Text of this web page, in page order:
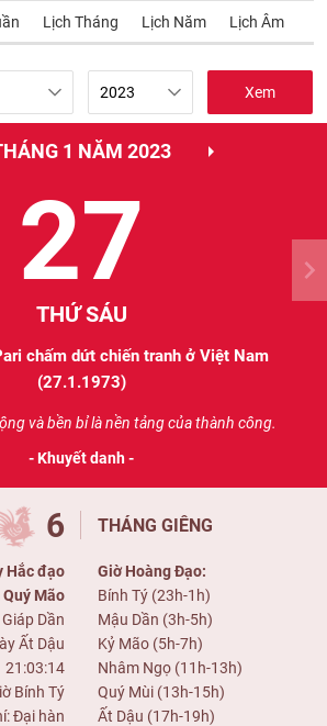
Lịch Tháng Lịch Năm Lịch Âm
Xem
1 NĂM 2023
27
THỨ SÁU
chấm dứt chiến tranh ở Việt Nam
(27.1.1973)
và bền bỉ là nền tảng của thành công.
- Khuyết danh -
6
Hắc đạo
Quý Mão
Dần
Ất Dậu
21:03:14
Bính Tý
Đại hàn
THÁNG GIÊNG
Giờ Hoàng Đạo:
Bính Tý (23h-1h)
Mậu Dần (3h-5h)
Kỷ Mão (5h-7h)
Nhâm Ngọ (11h-13h)
Quý Mùi (13h-15h)
Ất Dậu (17h-19h)